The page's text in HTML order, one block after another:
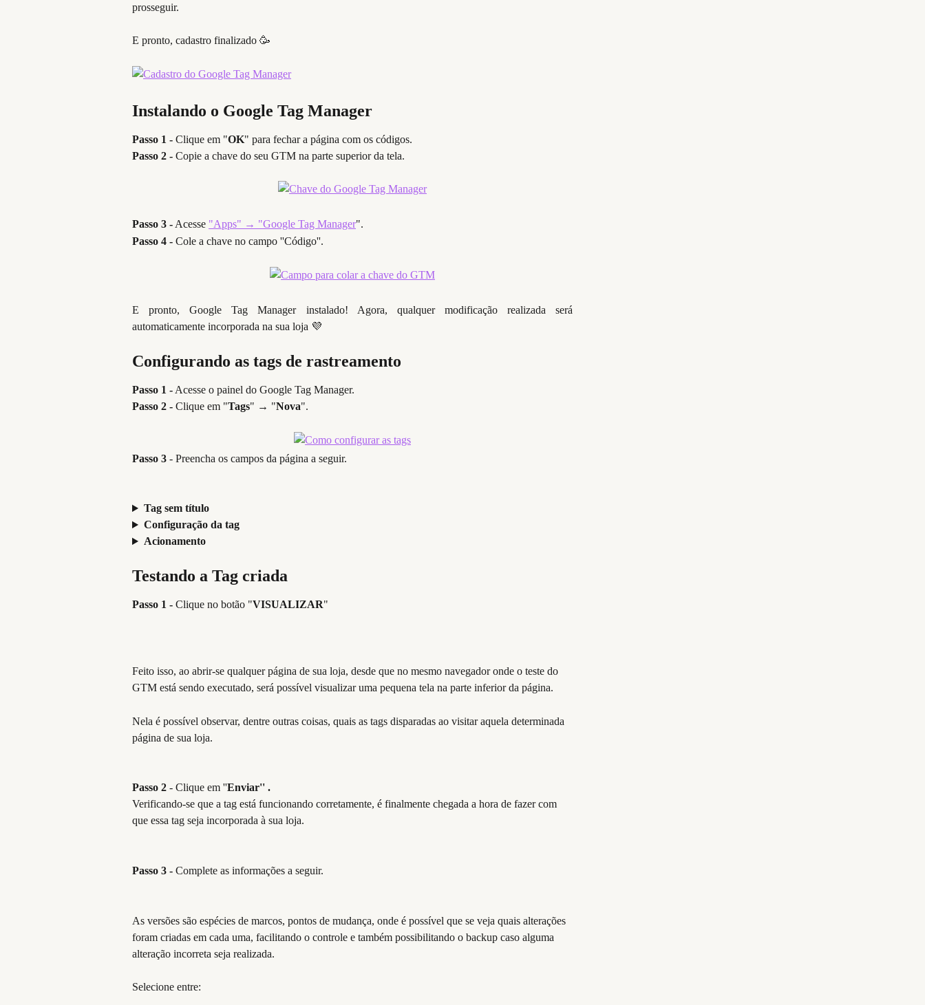
prosseguir.
E pronto, cadastro finalizado 🥳
Instalando o Google Tag Manager
Passo 1 - Clique em "OK" para fechar a página com os códigos.
Passo 2 - Copie a chave do seu GTM na parte superior da tela.
Passo 3 - Acesse "Apps" → "Google Tag Manager".
Passo 4 - Cole a chave no campo ''Código''.
E pronto, Google Tag Manager instalado! Agora, qualquer modificação realizada será
automaticamente incorporada na sua loja 💜
Configurando as tags de rastreamento
Passo 1 - Acesse o painel do Google Tag Manager.
Passo 2 - Clique em "Tags" → "Nova".
Passo 3 - Preencha os campos da página a seguir.
Tag sem título
Configuração da tag
Acionamento
Testando a Tag criada
Passo 1 - Clique no botão "VISUALIZAR"
Feito isso, ao abrir-se qualquer página de sua loja, desde que no mesmo navegador onde o teste do
GTM está sendo executado, será possível visualizar uma pequena tela na parte inferior da página.
Nela é possível observar, dentre outras coisas, quais as tags disparadas ao visitar aquela determinada
página de sua loja.
Passo 2 - Clique em ''Enviar'' .
Verificando-se que a tag está funcionando corretamente, é finalmente chegada a hora de fazer com
que essa tag seja incorporada à sua loja.
Passo 3 - Complete as informações a seguir.
As versões são espécies de marcos, pontos de mudança, onde é possível que se veja quais alterações
foram criadas em cada uma, facilitando o controle e também possibilitando o backup caso alguma
alteração incorreta seja realizada.
Selecione entre: